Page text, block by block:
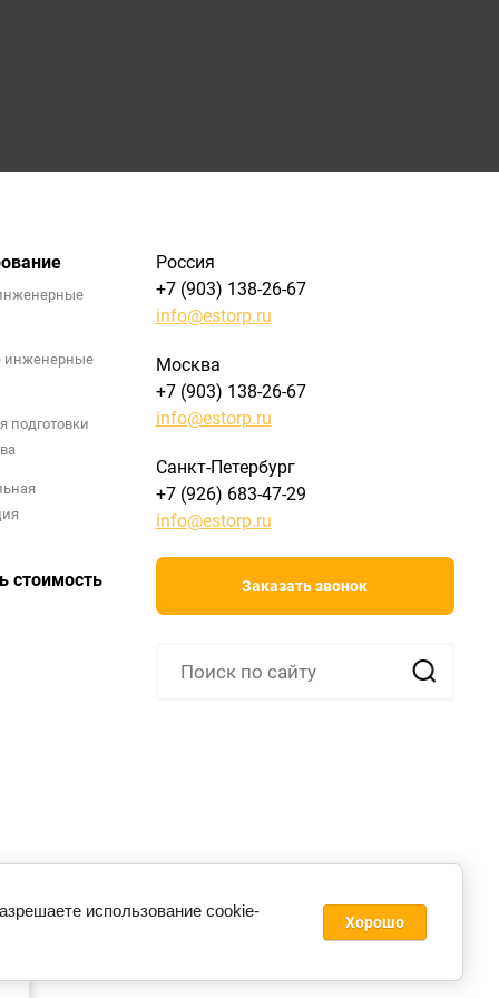
инженерные
подготовки
стоимость
Россия
+7 (903) 138-26-67
info@estorp.ru
Москва
+7 (903) 138-26-67
info@estorp.ru
Санкт-Петербург
+7 (926) 683-47-29
info@estorp.ru
Заказать звонок
использование cookie-
Хорошо